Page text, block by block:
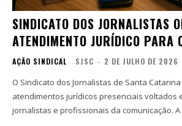
SINDICATO DOS JORNALISTAS
ATENDIMENTO JURÍDICO PARA
AÇÃO SINDICAL SJSC - 2 DE JULHO DE 2026
O Sindicato dos Jornalistas de Santa
atendimentos jurídicos presenciais voltados
jornalistas e profissionais da comunicação. A